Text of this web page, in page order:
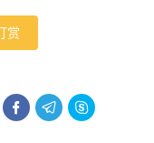
赏
  